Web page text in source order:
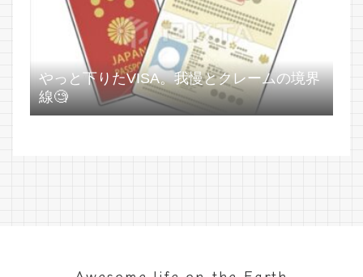
やっと下りたVISA。我慢とクレームの境界
線🧐